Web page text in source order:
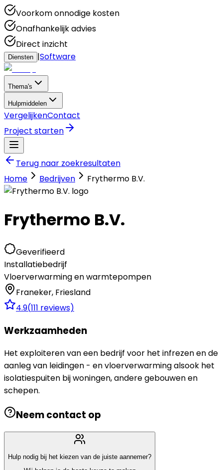
Voorkom onnodige kosten
Onafhankelijk advies
Direct inzicht
Diensten |Software
Thema's
Hulpmiddelen
VergelijkenContact
Project starten
Terug naar zoekresultaten
Home
Bedrijven Frythermo B.V.
Frythermo B.V.
Geverifieerd
Installatiebedrijf
Vloerverwarming en warmtepompen
Franeker, Friesland
4.9(111 reviews)
Werkzaamheden
Het exploiteren van een bedrijf voor het infrezen en de
aanleg van leidingen - en vloerverwarming alsook het
isolatiespuiten bij woningen, andere gebouwen en
schepen.
Neem contact op
Hulp nodig bij het kiezen van de juiste aannemer?